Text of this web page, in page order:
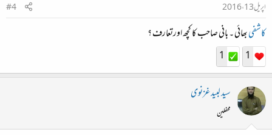
اپریل 13، 2016
#4
کاشفیبھائی ۔ بانی صاحب کا کچھ اورتعارف ؟
1
1
سید لبید غزنوی
محفلین